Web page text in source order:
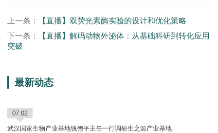
上一条：
【直播】双荧光素酶实验的设计和优化策略
下一条：
【直播】解码动物外泌体：从基础科研到转化应用
突破
最新动态
07.02
武汉国家生物产业基地钱德平主任一行调研生之源产业基地